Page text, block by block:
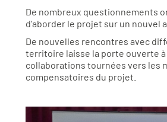
De nombreux questionnements
d’aborder le projet sur un nouvel
De nouvelles rencontres avec
territoire laisse la porte ouverte
collaborations tournées vers les
compensatoires du projet.